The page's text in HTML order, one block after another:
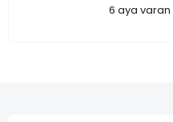
6 aya varan